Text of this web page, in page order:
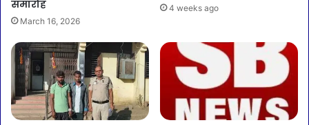
समारोह
March 16, 2026
4 weeks ago